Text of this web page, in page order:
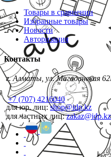
Товары в сравнении
Избранные товары
Новости
Авторизация
Контакты
г. Алматы, ул. Магаданская
+7 (707) 4216040
для юр. лиц:shop@idp.kz
для частных лиц:zakaz@idp.kz